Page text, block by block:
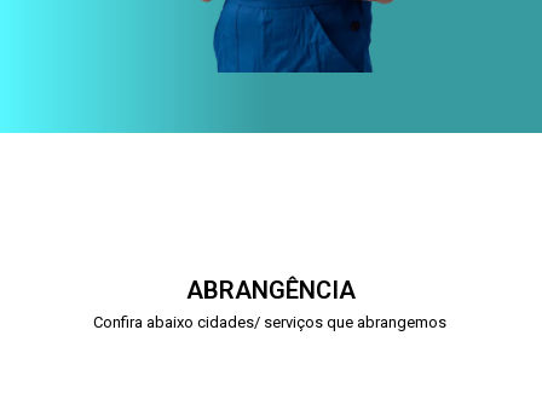
ABRANGÊNCIA
Confira abaixo cidades/ serviços que abrangemos